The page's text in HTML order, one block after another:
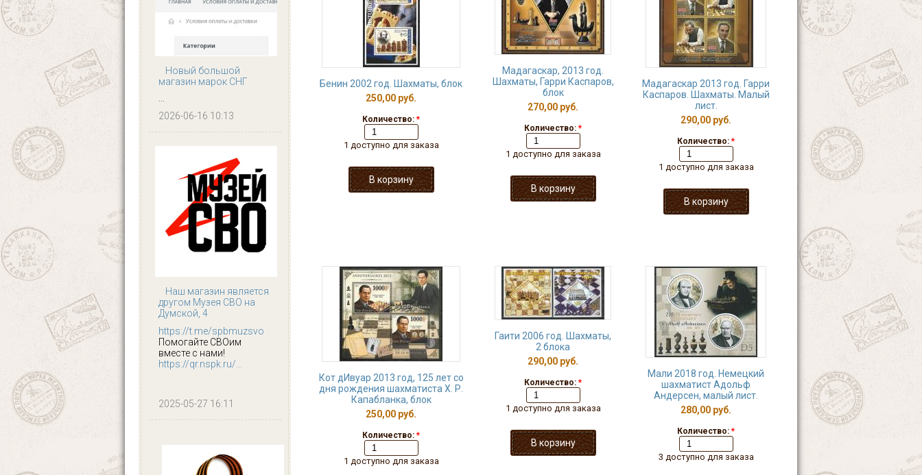
Новый большой
магазин марок СНГ
...
2026-06-16 10:13
Наш магазин является
другом Музея СВО на
Думской, 4
https://t.me/spbmuzsvo
Помогайте СВОим
вместе с нами!
https://qr.nspk.ru/...
2025-05-27 16:11
Бенин 2002 год. Шахматы, блок
250,00 руб.
Количество: *
1 доступно для заказа
Мадагаскар, 2013 год.
Шахматы, Гарри Каспаров,
блок
270,00 руб.
Количество: *
1 доступно для заказа
Мадагаскар 2013 год. Гарри
Каспаров. Шахматы. Малый
лист.
290,00 руб.
Количество: *
1 доступно для заказа
Кот дИвуар 2013 год, 125 лет со
дня рождения шахматиста Х. Р.
Капабланка, блок
250,00 руб.
Количество: *
1 доступно для заказа
Гаити 2006 год. Шахматы,
2 блока
290,00 руб.
Количество: *
1 доступно для заказа
Мали 2018 год. Немецкий
шахматист Адольф
Андерсен, малый лист.
280,00 руб.
Количество: *
3 доступно для заказа